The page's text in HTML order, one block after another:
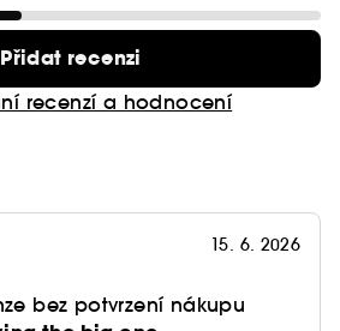
Přidat recenzi
recenzí a hodnocení
15. 6. 2026
bez potvrzení nákupu